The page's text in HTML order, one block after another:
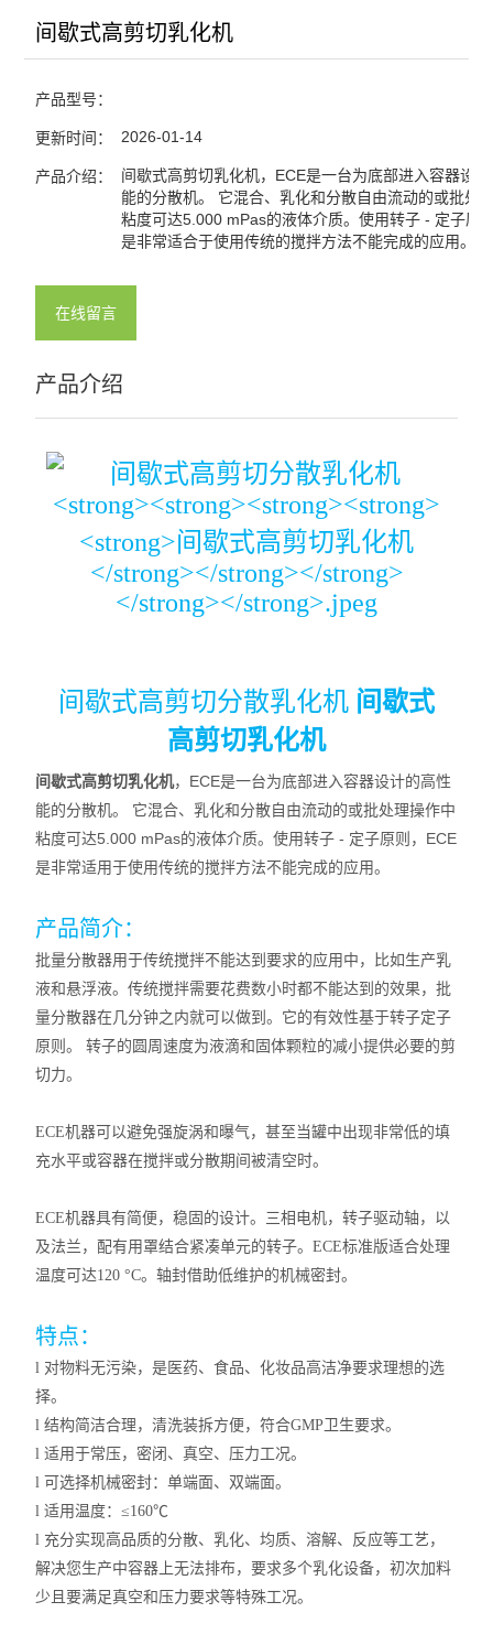
间歇式高剪切乳化机
产品型号：
更新时间： 2026-01-14
产品介绍：
间歇式高剪切乳化机，ECE是一台为底部进入容器设
能的分散机。 它混合、乳化和分散自由流动的或批处
粘度可达5.000 mPas的液体介质。使用转子 - 定子原
是非常适合于使用传统的搅拌方法不能完成的应用。
在线留言
产品介绍
间歇式高剪切分散乳化机 间歇式
高剪切乳化机
间歇式高剪切乳化机， ECE是一台为底部进入容器设计的高性
能的分散机。 它混合、乳化和分散自由流动的或批处理操作中
粘度可达5.000 mPas的液体介质。使用转子- 定子原则， ECE
是非常适用于使用传统的搅拌方法不能完成的应用。
产品简介：
批量分散器用于传统搅拌不能达到要求的应用中，比如生产乳
液和悬浮液。传统搅拌需要花费数小时都不能达到的效果，批
量分散器在几分钟之内就可以做到。它的有效性基于转子定子
原则。 转子的圆周速度为液滴和固体颗粒的减小提供必要的剪
切力。
ECE机器可以避免强旋涡和曝气，甚至当罐中出现非常低的填
充水平或容器在搅拌或分散期间被清空时。
ECE机器具有简便，稳固的设计。三相电机，转子驱动轴，以
及法兰，配有用罩结合紧凑单元的转子。ECE标准版适合处理
温度可达120 °C。轴封借助低维护的机械密封。
特点：
l 对物料无污染，是医药、食品、化妆品高洁净要求理想的选
择。
l结构简洁合理，清洗装拆方便，符合GMP卫生要求。
l适用于常压，密闭、真空、压力工况。
l 可选择机械密封：单端面、双端面。
l适用温度：≤160℃
l 充分实现高品质的分散、乳化、均质、溶解、反应等工艺，
解决您生产中容器上无法排布，要求多个乳化设备，初次加料
少且要满足真空和压力要求等特殊工况。